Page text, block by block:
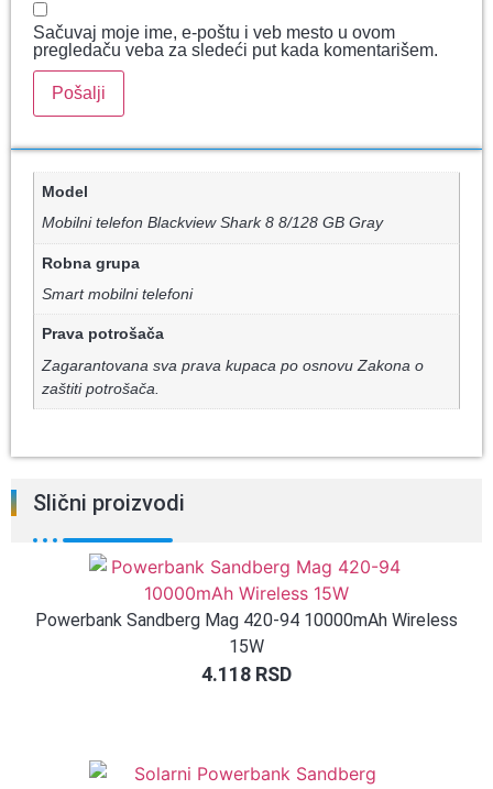
Sačuvaj moje ime, e-poštu i veb mesto u ovom
pregledaču veba za sledeći put kada komentarišem.
Model
Mobilni telefon Blackview Shark 8 8/128 GB Gray
Robna grupa
Smart mobilni telefoni
Prava potrošača
Zagarantovana sva prava kupaca po osnovu Zakona o
zaštiti potrošača.
Slični proizvodi
Powerbank Sandberg Mag 420-94 10000mAh Wireless
15W
4.118 RSD